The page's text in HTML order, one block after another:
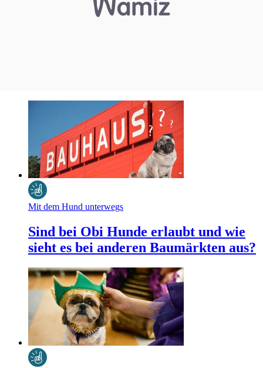
Mit dem Hund unterwegs
Sind bei Obi Hunde erlaubt und wie
sieht es bei anderen Baumärkten aus?